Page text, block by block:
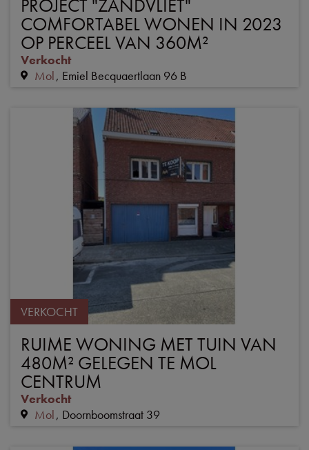
PROJECT "ZANDVLIET"
COMFORTABEL WONEN IN 2023
OP PERCEEL VAN 360M²
Verkocht
Mol Emiel Becquaertlaan 96 B
VERKOCHT
RUIME WONING MET TUIN VAN
480M² GELEGEN TE MOL
CENTRUM
Verkocht
Mol Doornboomstraat 39